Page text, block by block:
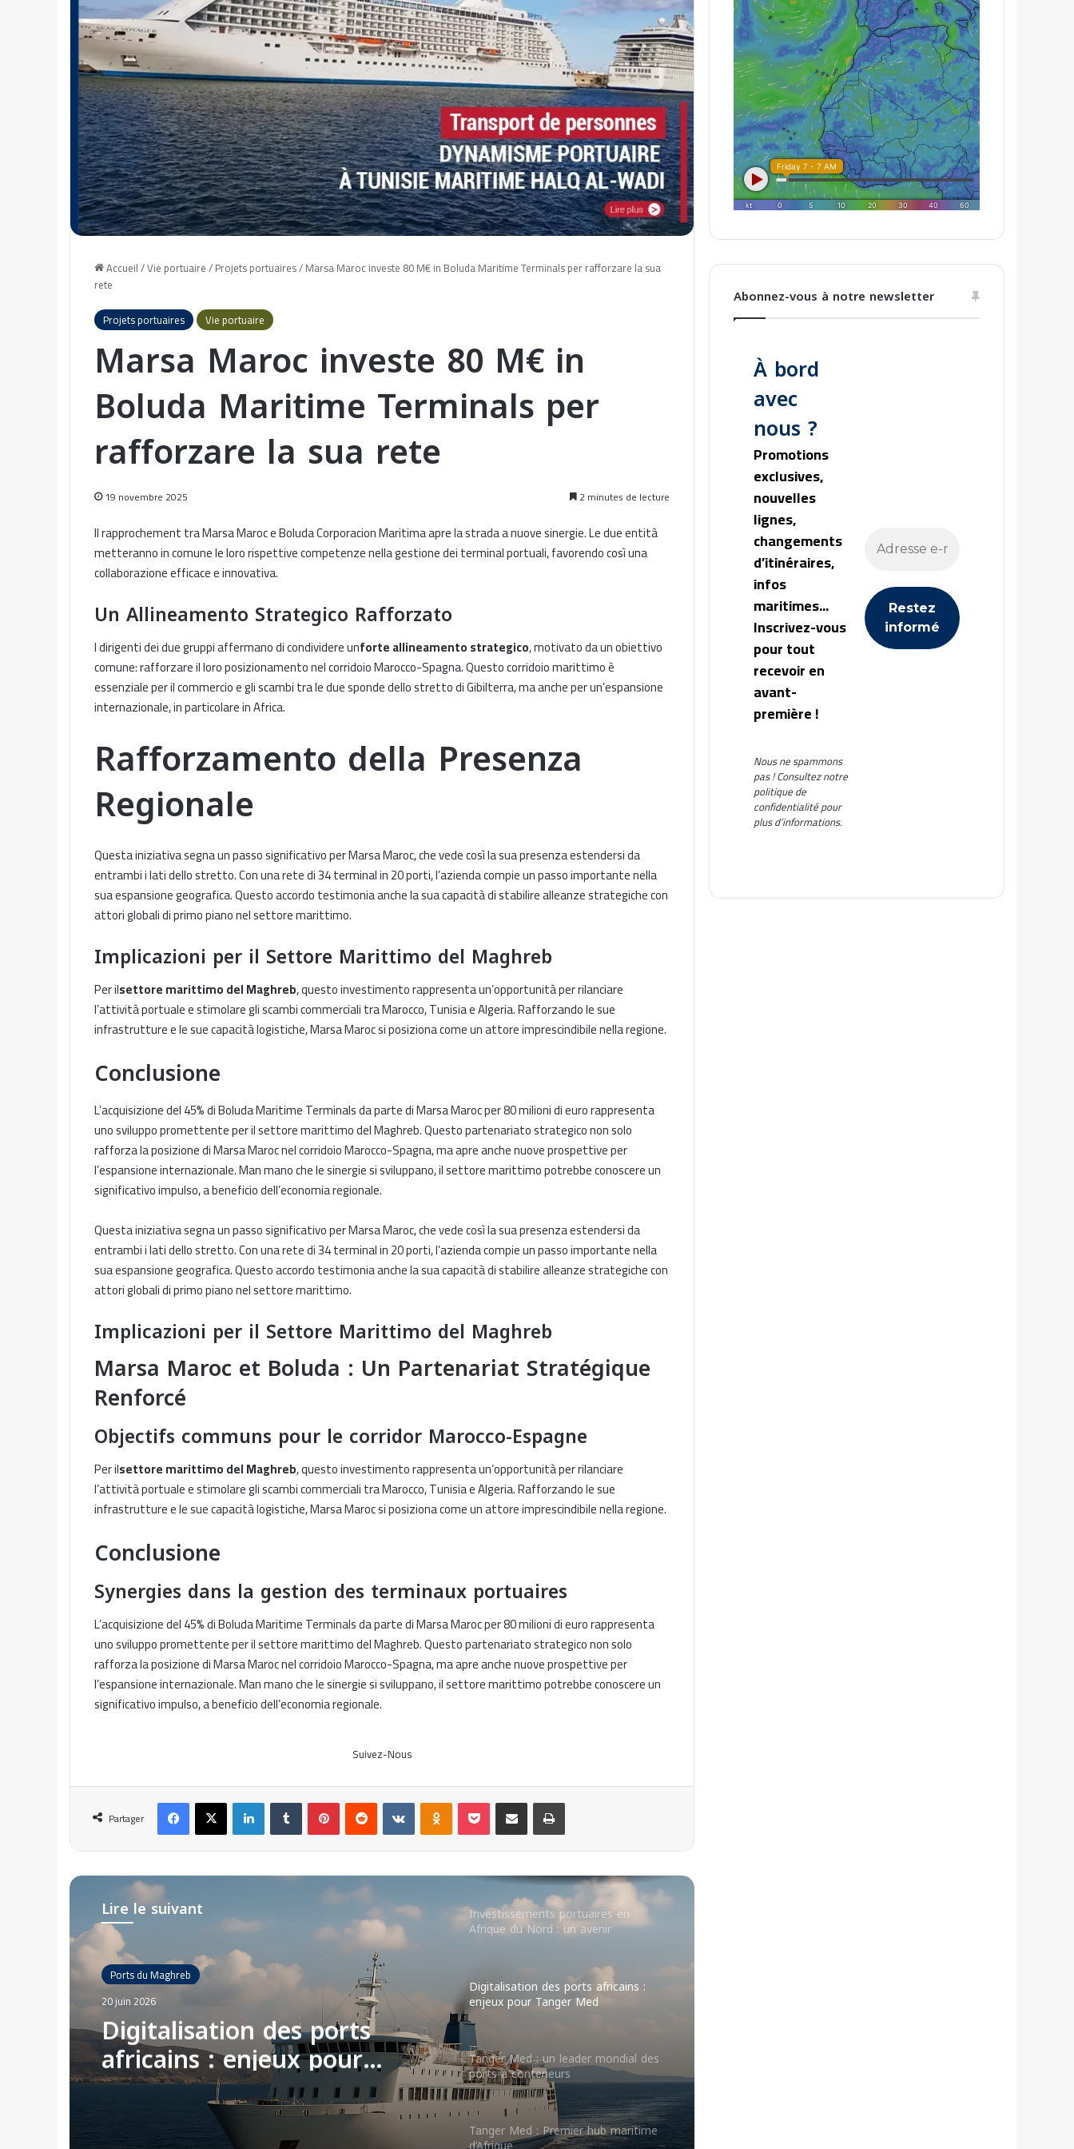
Accueil/Vie portuaire/Projets portuaires/Marsa Maroc investe 80 M€ in Boluda Maritime Terminals per rafforzare la sua
rete
Projets portuaires
Vie portuaire
Marsa Maroc investe 80 M€ in
Boluda Maritime Terminals per
rafforzare la sua rete
19 novembre 2025 2 minutes de lecture
Il rapprochement tra Marsa Maroc e Boluda Corporacion Maritima apre la strada a nuove sinergie. Le due entità
metteranno in comune le loro rispettive competenze nella gestione dei terminal portuali, favorendo così una
collaborazione efficace e innovativa.
Un Allineamento Strategico Rafforzato
I dirigenti dei due gruppi affermano di condividere unforte allineamento strategico, motivato da un obiettivo
comune: rafforzare il loro posizionamento nel corridoio Marocco-Spagna. Questo corridoio marittimo è
essenziale per il commercio e gli scambi tra le due sponde dello stretto di Gibilterra, ma anche per un’espansione
internazionale, in particolare in Africa.
Rafforzamento della Presenza
Regionale
Questa iniziativa segna un passo significativo per Marsa Maroc, che vede così la sua presenza estendersi da
entrambi i lati dello stretto. Con una rete di 34 terminal in 20 porti, l’azienda compie un passo importante nella
sua espansione geografica. Questo accordo testimonia anche la sua capacità di stabilire alleanze strategiche con
attori globali di primo piano nel settore marittimo.
Implicazioni per il Settore Marittimo del Maghreb
Per ilsettore marittimo del Maghreb, questo investimento rappresenta un’opportunità per rilanciare
l’attività portuale e stimolare gli scambi commerciali tra Marocco, Tunisia e Algeria. Rafforzando le sue
infrastrutture e le sue capacità logistiche, Marsa Maroc si posiziona come un attore imprescindibile nella regione.
Conclusione
L’acquisizione del 45% di Boluda Maritime Terminals da parte di Marsa Maroc per 80 milioni di euro rappresenta
uno sviluppo promettente per il settore marittimo del Maghreb. Questo partenariato strategico non solo
rafforza la posizione di Marsa Maroc nel corridoio Marocco-Spagna, ma apre anche nuove prospettive per
l’espansione internazionale. Man mano che le sinergie si sviluppano, il settore marittimo potrebbe conoscere un
significativo impulso, a beneficio dell’economia regionale.
Questa iniziativa segna un passo significativo per Marsa Maroc, che vede così la sua presenza estendersi da
entrambi i lati dello stretto. Con una rete di 34 terminal in 20 porti, l’azienda compie un passo importante nella
sua espansione geografica. Questo accordo testimonia anche la sua capacità di stabilire alleanze strategiche con
attori globali di primo piano nel settore marittimo.
Implicazioni per il Settore Marittimo del Maghreb
Marsa Maroc et Boluda : Un Partenariat Stratégique
Renforcé
Objectifs communs pour le corridor Marocco-Espagne
Per ilsettore marittimo del Maghreb, questo investimento rappresenta un’opportunità per rilanciare
l’attività portuale e stimolare gli scambi commerciali tra Marocco, Tunisia e Algeria. Rafforzando le sue
infrastrutture e le sue capacità logistiche, Marsa Maroc si posiziona come un attore imprescindibile nella regione.
Conclusione
Synergies dans la gestion des terminaux portuaires
L’acquisizione del 45% di Boluda Maritime Terminals da parte di Marsa Maroc per 80 milioni di euro rappresenta
uno sviluppo promettente per il settore marittimo del Maghreb. Questo partenariato strategico non solo
rafforza la posizione di Marsa Maroc nel corridoio Marocco-Spagna, ma apre anche nuove prospettive per
l’espansione internazionale. Man mano che le sinergie si sviluppano, il settore marittimo potrebbe conoscere un
significativo impulso, a beneficio dell’economia regionale.
Suivez-Nous
Partager
Lire le suivant
Ports du Maghreb
20 juin 2026
Digitalisation des ports
africains : enjeux pour
Tanger Med
Classement CPPI 2025 : Tanger Med
confirme son statut de port d’élite
mondiale
Groupe Tanger Med : chiffre d’affaires
record de 13 milliards de dirhams en
2025
Augmentation des Passagers au Port
qui Surpasse Algésiras et Valence
L’intelligence artificielle transforme la
gestion portuaire au Maghreb
Investissements portuaires en
Afrique du Nord : un avenir
Digitalisation des ports africains :
enjeux pour Tanger Med
Tanger Med : un leader mondial des
ports à conteneurs
Tanger Med : Premier hub maritime
Abonnez-vous à notre newsletter
À bord
avec
nous ?
Promotions
exclusives,
nouvelles
lignes,
changements
d’itinéraires,
infos
maritimes...
Inscrivez-vous
pour tout
recevoir en
avant-
première !
Nous ne spammons
pas ! Consultez notre
politique de
confidentialitépour
plus d’informations.